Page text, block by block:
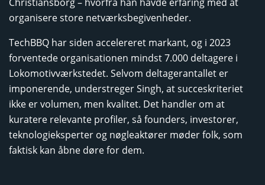
organisere store netværksbegivenheder.
TechBBQ har siden accelereret markant, og i 2023
forventede organisationen mindst 7.000 deltagere i
Lokomotivværkstedet. Selvom deltagerantallet er
imponerende, understreger Singh, at succeskriteriet
ikke er volumen, men kvalitet. Det handler om at
kuratere relevante profiler, så founders, investorer,
teknologieksperter og nøgleaktører møder folk, som
faktisk kan åbne døre for dem.